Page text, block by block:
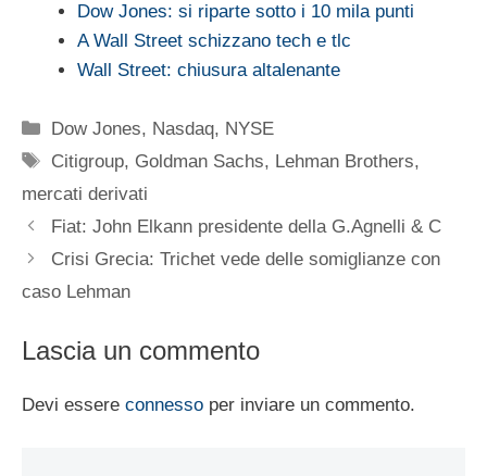
Dow Jones: si riparte sotto i 10 mila punti
A Wall Street schizzano tech e tlc
Wall Street: chiusura altalenante
Categorie
Dow Jones, Nasdaq, NYSE
Tag
Citigroup, Goldman Sachs, Lehman Brothers,
mercati derivati
Fiat: John Elkann presidente della G.Agnelli & C
Crisi Grecia: Trichet vede delle somiglianze con
caso Lehman
Lascia un commento
Devi essere connesso per inviare un commento.